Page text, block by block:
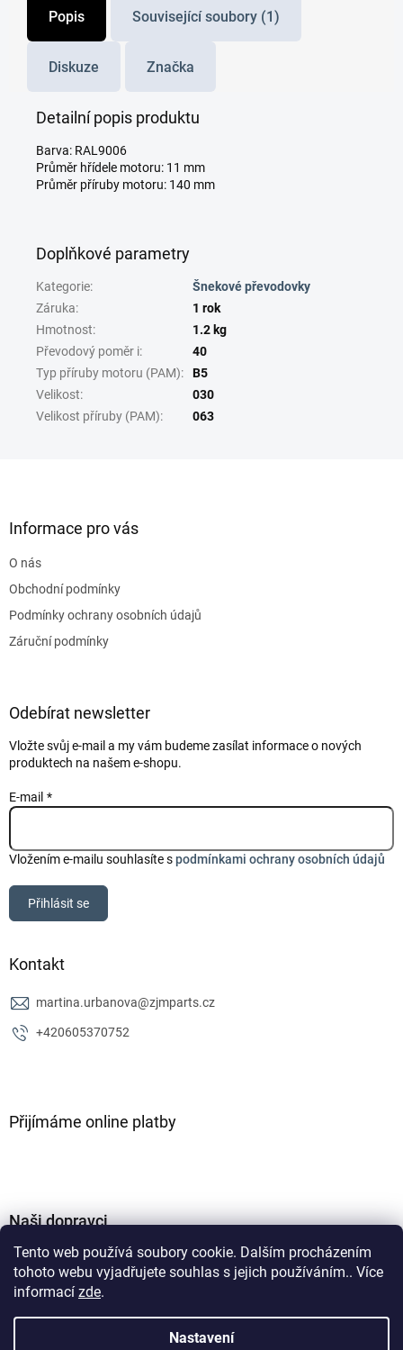
Tento web používá soubory cookie. Dalším procházením
tohoto webu vyjadřujete souhlas s jejich používáním.. Více
informací zde.
Nastavení
Popis Související soubory (1)
Diskuze Značka
Detailní popis produktu
Barva: RAL9006
Průměr hřídele motoru: 11 mm
Průměr příruby motoru: 140 mm
Doplňkové parametry
Kategorie:
Šnekové převodovky
Záruka:
1 rok
Hmotnost:
1.2 kg
Převodový poměr i:
40
Typ příruby motoru (PAM):
B5
Velikost:
030
Velikost příruby (PAM): 063
Informace pro vás
O nás
Obchodní podmínky
Podmínky ochrany osobních údajů
Záruční podmínky
Odebírat newsletter
Vložte svůj e-mail a my vám budeme zasílat informace o nových
produktech na našem e-shopu.
E-mail
Vložením e-mailu souhlasíte spodmínkami ochrany osobních údajů
Přihlásit se
Kontakt
martina.urbanova@zjmparts.cz
+420605370752
Přijímáme online platby
Naši dopravci
Vytvořil Shoptet